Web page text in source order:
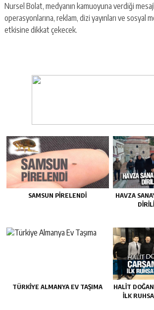
Nursel Bolat, medyanın kamuoyuna verdiği
operasyonlarına, reklam, dizi yayınları ve sosyal
etkisine dikkat çekecek.
SAMSUN PIRELENDI
HAVZA
TÜRKIYE ALMANYA EV TAŞIMA
HALIT
İLK